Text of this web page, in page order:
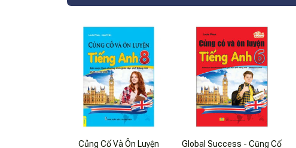
Củng Cố Và Ôn Luyện
Global Success - Cũng Cố